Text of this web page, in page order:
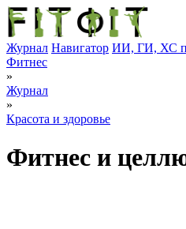
Журнал Навигатор ИИ, ГИ, ХС
Фитнес
»
Журнал
»
Красота и здоровье
Фитнес и